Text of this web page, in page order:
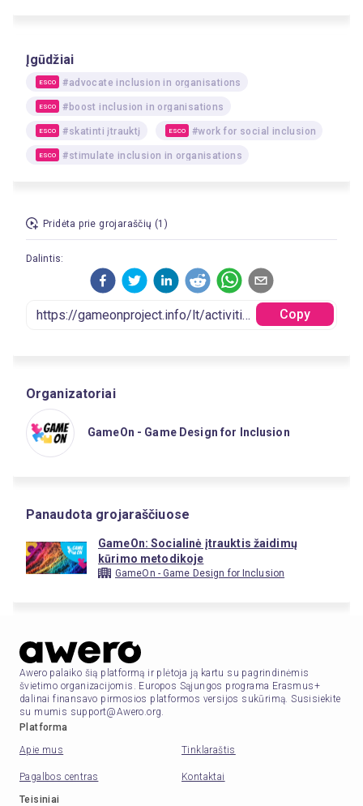
Įgūdžiai
ESCO #advocate inclusion in organisations
ESCO #boost inclusion in organisations
ESCO #skatinti įtrauktį ESCO #work for social inclusion
ESCO #stimulate inclusion in organisations
Pridėta prie grojaraščių (1)
Dalintis:
Copy
Organizatoriai
GameOn - Game Design for Inclusion
Panaudota grojaraščiuose
GameOn: Socialinė įtrauktis žaidimų
kūrimo metodikoje
GameOn - Game Design for Inclusion
Awero palaiko šią platformą ir plėtoja ją kartu su pagrindinėmis
švietimo organizacijomis. Europos Sąjungos programa Erasmus+
dalinai finansavo pirmosios platformos versijos sukūrimą. Susisiekite
su mumis support@Awero.org.
Platforma
Apie mus
Tinklaraštis
Pagalbos centras
Kontaktai
Teisiniai